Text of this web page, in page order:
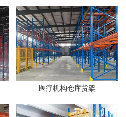
医疗机构仓库货架